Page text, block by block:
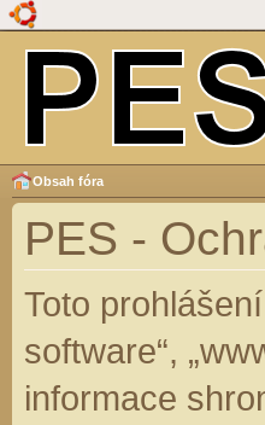
Obsah fóra
PES -
Toto
software“,
informace